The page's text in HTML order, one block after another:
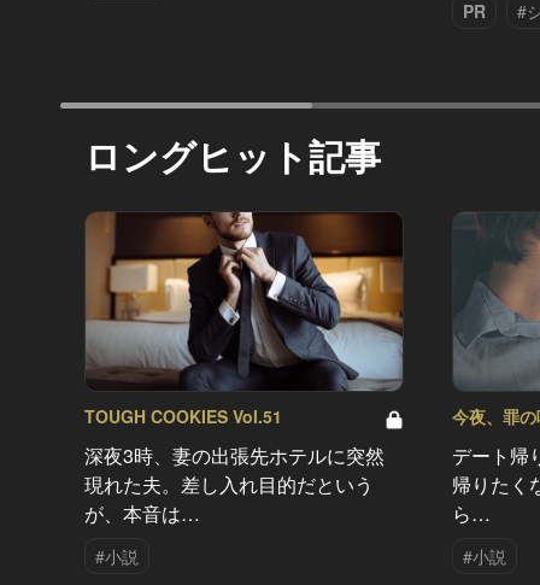
PR #
ロングヒット記事
TOUGH COOKIES Vol.51
深夜3時、妻の出張先ホテルに突然
現れた夫。差し入れ目的だという
が、本音は…
#小説
今夜、罪
デート帰
帰りたく
ら…
#小説